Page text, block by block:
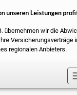
unseren Leistungen
übernehmen wir die
Versicherungsverträge
regionalen Anbieters.